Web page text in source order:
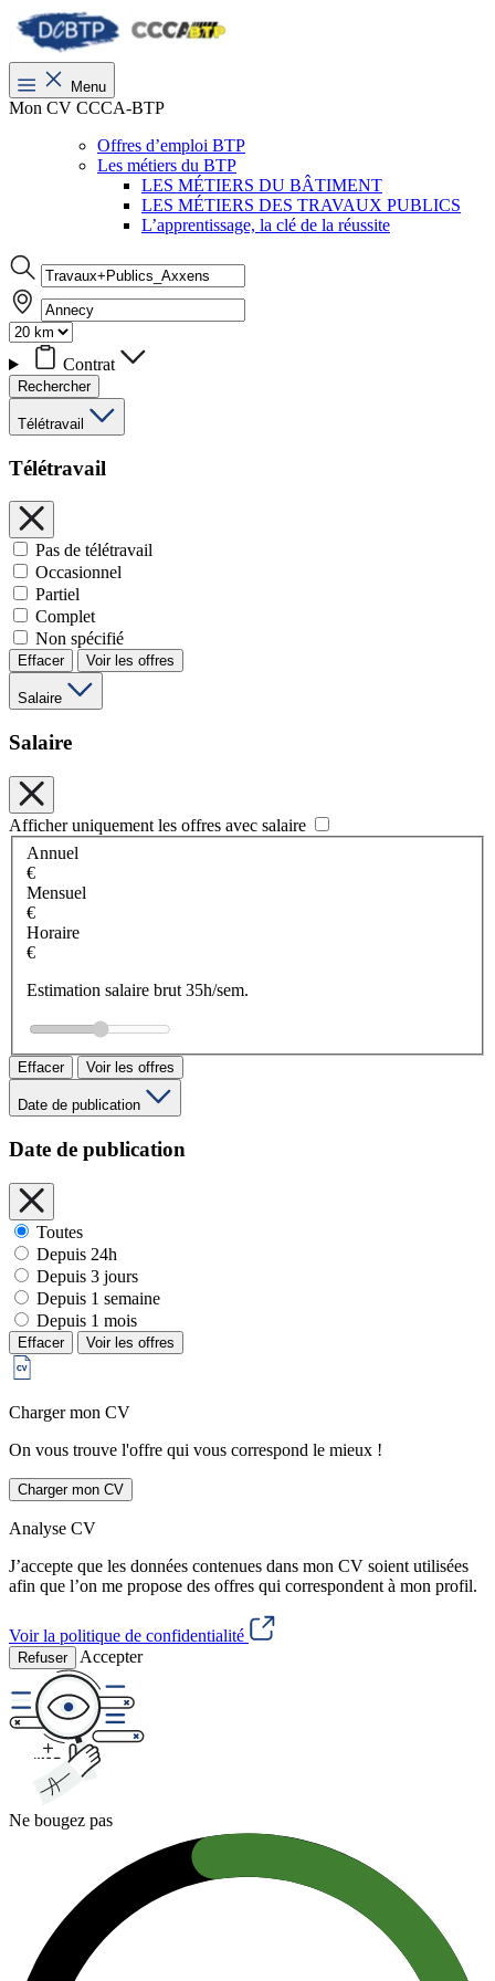
Menu
Mon CV CCCA-BTP
Offres d’emploi BTP
Les métiers du BTP
LES MÉTIERS DU BÂTIMENT
LES MÉTIERS DES TRAVAUX PUBLICS
L’apprentissage, la clé de la réussite
Contrat
Rechercher
Télétravail
Télétravail
Pas de télétravail
Occasionnel
Partiel
Complet
Non spécifié
Effacer Voir les offres
Salaire
Salaire
Afficher uniquement les offres avec salaire
Annuel
€
Mensuel
€
Horaire
€
Estimation salaire brut 35h/sem.
Effacer Voir les offres
Date de publication
Date de publication
Toutes
Depuis 24h
Depuis 3 jours
Depuis 1 semaine
Depuis 1 mois
Effacer Voir les offres
Charger mon CV
On vous trouve l'offre qui vous correspond le mieux !
Charger mon CV
Analyse CV
J’accepte que les données contenues dans mon CV soient utilisées
afin que l’on me propose des offres qui correspondent à mon profil.
Voir la politique de confidentialité
Refuser Accepter
Ne bougez pas